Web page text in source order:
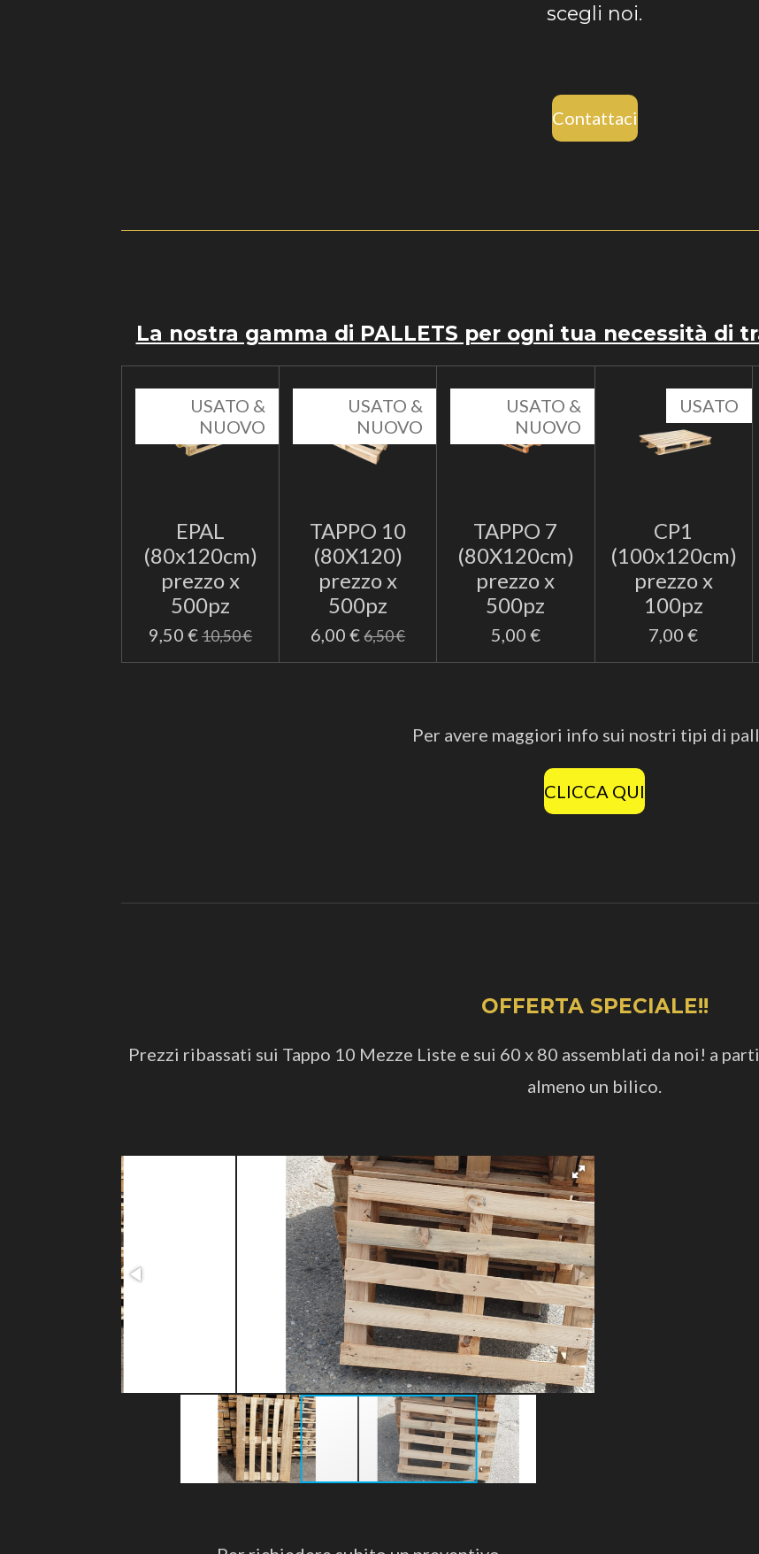
scegli noi.
Contattaci
La nostra gamma di PALLETS per ogni tua necessità di
USATO &
NUOVO
EPAL
(80x120cm)
prezzo x
500pz
9,50 €10,50 €
USATO &
NUOVO
TAPPO 10
(80X120)
prezzo x
500pz
6,00 € 6,50 €
USATO &
NUOVO
TAPPO 7
(80X120cm)
prezzo x
500pz
5,00 €
USATO
CP1
(100x120cm)
prezzo x
100pz
7,00 €
Per avere maggiori info sui nostri tipi di
CLICCA QUI
OFFERTA SPECIALE!!
Prezzi ribassati sui Tappo 10 Mezze Liste e sui 60 x 80 assemblati da noi! a
almeno un bilico.